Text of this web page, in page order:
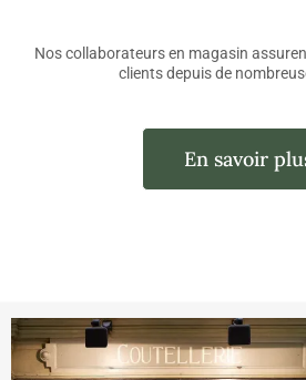
Nos collaborateurs en magasin
clients depuis de
En savoir